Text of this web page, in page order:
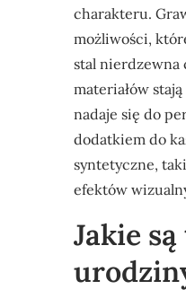
charakteru.
możliwości,
stal nierdzewna
materiałów
nadaje się do
dodatkiem do
syntetyczne,
efektów
Jakie